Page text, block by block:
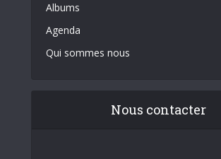
Albums
Agenda
Qui sommes nous
Nous contacter